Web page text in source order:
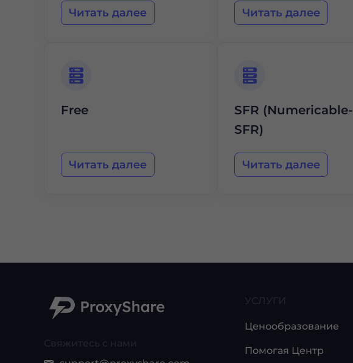
Читать далее Читать далее
Free
Читать далее
SFR (Numericable-
SFR)
Читать далее
Свяжитесь с нами
УСЛУГИ
Ценообразование
Помогая Центр